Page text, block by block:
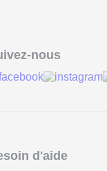
nous
d'aide